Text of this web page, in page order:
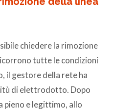
chiedere la rimozione
tutte le condizioni
il gestore della rete ha
di elettrodotto. Dopo
pieno e legittimo, allo